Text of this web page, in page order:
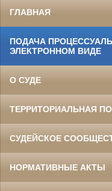
ГЛАВНАЯ
ПОДАЧА
ЭЛЕКТРОННОМ ВИДЕ
О СУДЕ
ТЕРРИТОРИАЛЬНАЯ
СУДЕЙСКОЕ
НОРМАТИВНЫЕ АКТЫ